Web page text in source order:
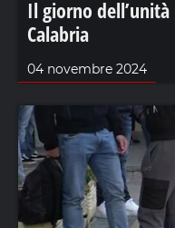
Il giorno
Calabria
04 novembre 2024